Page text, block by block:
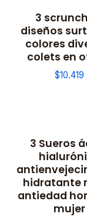
3
diseños
colores
colets en
$10.419
3 Sueros
hidratante
antiedad
mujer